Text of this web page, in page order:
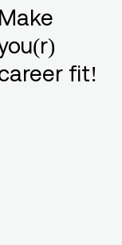
Make
fit!